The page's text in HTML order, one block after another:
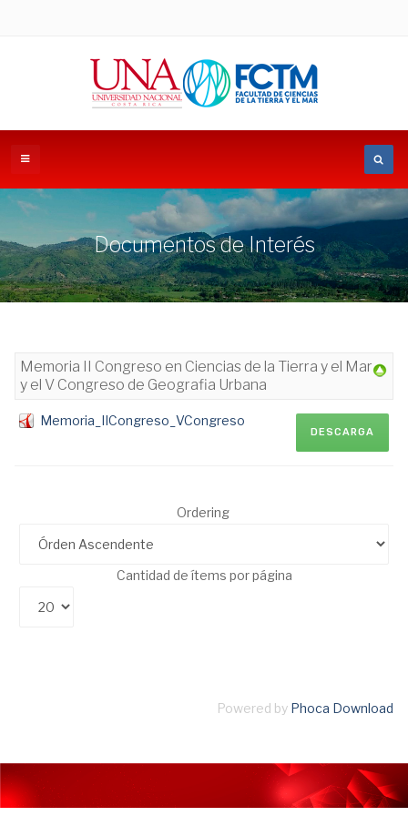
Documentos de Interés
Memoria II Congreso en Ciencias de la Tierra y el Mar
y el V Congreso de Geografia Urbana
Memoria_IICongreso_VCongreso
DESCARGA
Ordering
Cantidad de ítems por página
Powered by Phoca Download